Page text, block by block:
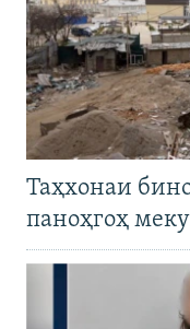
Таҳхонаи
паноҳгоҳ